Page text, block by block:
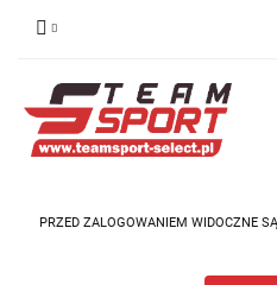
PRZED ZALOGOWANIEM WIDOCZNE